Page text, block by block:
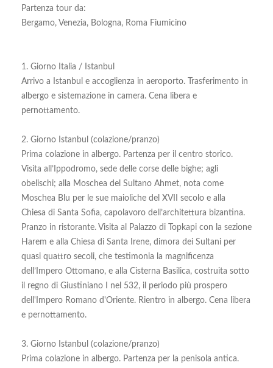
Partenza tour da:
Bergamo, Venezia, Bologna, Roma Fiumicino
1. Giorno Italia / Istanbul
Arrivo a Istanbul e accoglienza in aeroporto. Trasferimento in
albergo e sistemazione in camera. Cena libera e
pernottamento.
2. Giorno Istanbul (colazione/pranzo)
Prima colazione in albergo. Partenza per il centro storico.
Visita all’Ippodromo, sede delle corse delle bighe; agli
obelischi; alla Moschea del Sultano Ahmet, nota come
Moschea Blu per le sue maioliche del XVII secolo e alla
Chiesa di Santa Sofia, capolavoro dell’architettura bizantina.
Pranzo in ristorante. Visita al Palazzo di Topkapi con la sezione
Harem e alla Chiesa di Santa Irene, dimora dei Sultani per
quasi quattro secoli, che testimonia la magnificenza
dell’Impero Ottomano, e alla Cisterna Basilica, costruita sotto
il regno di Giustiniano I nel 532, il periodo più prospero
dell'Impero Romano d'Oriente. Rientro in albergo. Cena libera
e pernottamento.
3. Giorno Istanbul (colazione/pranzo)
Prima colazione in albergo. Partenza per la penisola antica.